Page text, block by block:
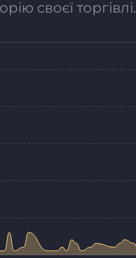
своєї торгівлі.